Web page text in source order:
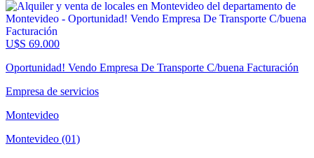
U$S 69.000
Oportunidad! Vendo Empresa De Transporte C/buena Facturación
Empresa de servicios
Montevideo
Montevideo (01)